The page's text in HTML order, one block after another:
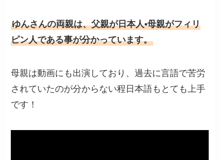
ゆんさんの両親は、父親が日本人•母親がフィリ
ピン人である事が分かっています。
母親は動画にも出演しており、過去に言語で苦労
されていたのが分からない程日本語もとても上手
です！